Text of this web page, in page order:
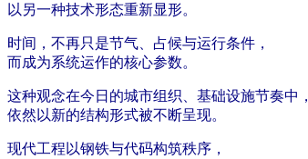
以另一种技术形态重新显形。
时间，不再只是节气、占候与运行条件，
而成为系统运作的核心参数。
这种观念在今日的城市组织、基础设施节奏中，
依然以新的结构形式被不断呈现。
现代工程以钢铁与代码构筑秩序，